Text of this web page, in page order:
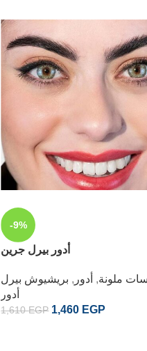
-9%
أدور بيرل جرين
ملونة, أدور , بريشيوش بيرل
أدور
1,610EGP 1,460 EGP